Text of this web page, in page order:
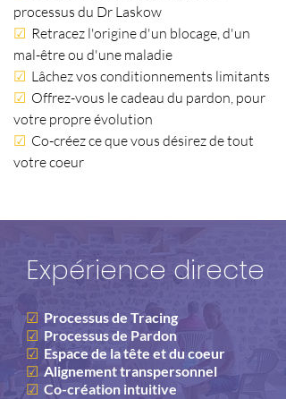
processus du Dr Laskow
☑ Retracez l'origine d'un blocage, d'un
mal-être ou d'une maladie
☑ Lâchez vos conditionnements limitants
☑ Offrez-vous le cadeau du pardon, pour
votre propre évolution
☑ Co-créez ce que vous désirez de tout
votre coeur
Expérience directe
☑ Processus de Tracing
☑ Processus de Pardon
☑ Espace de la tête et du coeur
☑ Alignement transpersonnel
☑ Co-création intuitive